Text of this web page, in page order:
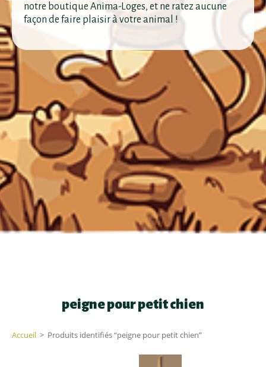
notre boutique Anima-Loges, et ne ratez aucune
façon de faire plaisir à votre animal !
peigne pour petit chien
Accueil > Produits identifiés “peigne pour petit chien”